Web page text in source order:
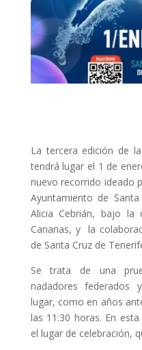
La tercera edición de
tendrá lugar el 1 de
nuevo recorrido ideado
Ayuntamiento de
Alicia Cebrián, bajo la
Canarias, y la
de Santa Cruz de
Se trata de una
nadadores federados
lugar, como en años
las 11:30 horas. En
el lugar de celebración,